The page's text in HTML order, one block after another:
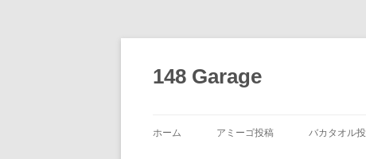
ン
ツ
ッ
148 Garage
ホーム アミーゴ投稿 バカタオル